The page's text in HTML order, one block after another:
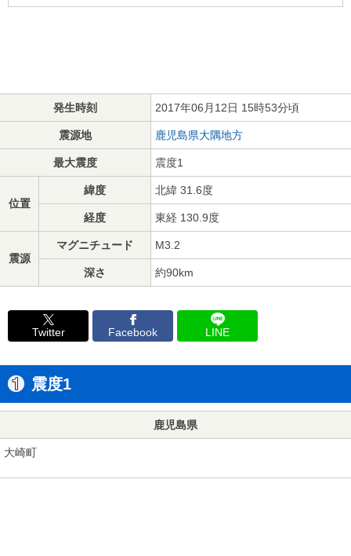
発生時刻 2017年06月12日 15時53分頃
震源地 鹿児島県大隅地方
最大震度 震度1
位置
緯度 北緯 31.6度
経度 東経 130.9度
震源
マグニチュード M3.2
深さ 約90km
Twitter Facebook LINE
震度1
鹿児島県
大崎町